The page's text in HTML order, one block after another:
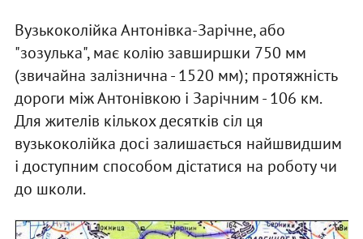
Вузькоколійка Антонівка-Зарічне, або
"зозулька", має колію завширшки 750 мм
(звичайна залізнична - 1520 мм); протяжність
дороги між Антонівкою і Зарічним - 106 км.
Для жителів кількох десятків сіл ця
вузькоколійка досі залишається найшвидшим
і доступним способом дістатися на роботу чи
до школи.